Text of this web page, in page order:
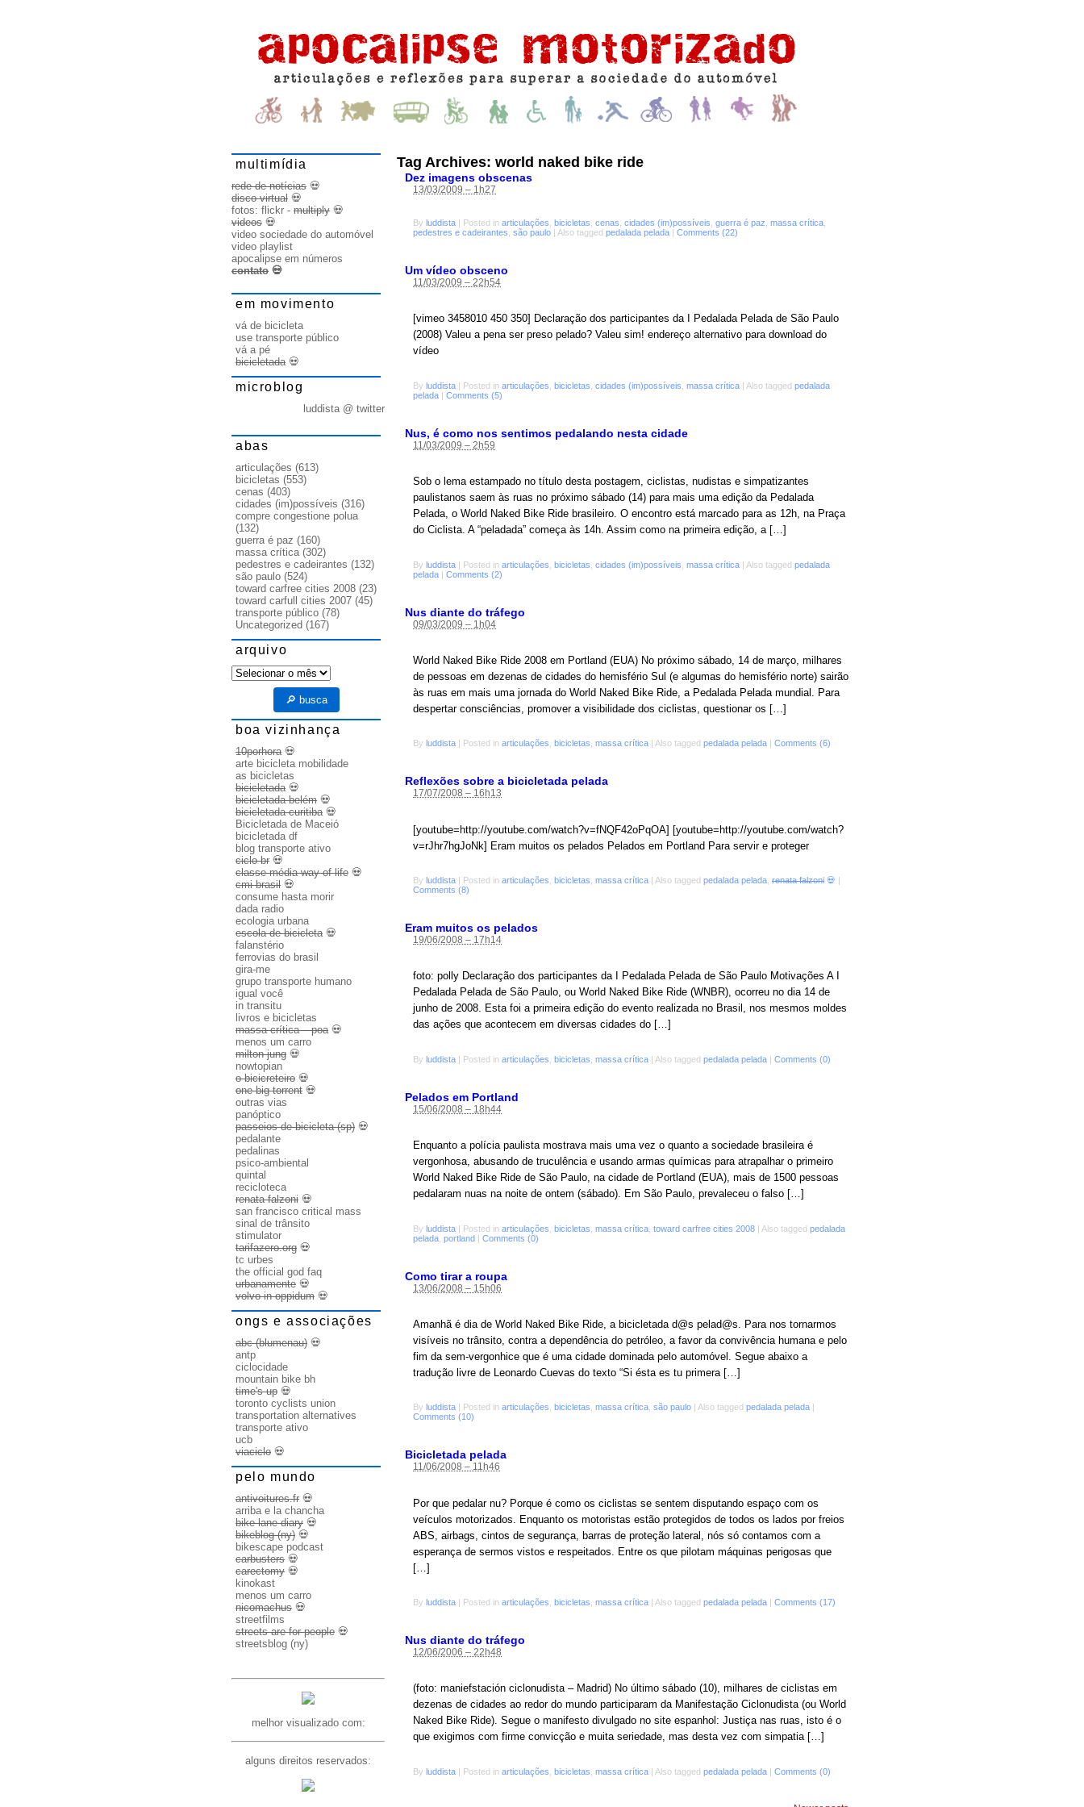
Tag Archives: world naked bike ride
Dez imagens obscenas
13/03/2009 – 1h27
By luddista | Posted in articulações bicicletas cenas cidades (im)possíveis guerra é paz massa crítica
pedestres e cadeirantes são paulo | Also tagged pedalada pelada | Comments (22)
Um vídeo obsceno
11/03/2009 – 22h54
[vimeo 3458010 450 350] Declaração dos participantes da I Pedalada Pelada de São Paulo
(2008) Valeu a pena ser preso pelado? Valeu sim! endereço alternativo para download do
vídeo
By luddista | Posted in articulações bicicletas cidades (im)possíveis massa crítica | Also tagged pedalada
pelada | Comments (5)
Nus, é como nos sentimos pedalando nesta cidade
11/03/2009 – 2h59
Sob o lema estampado no título desta postagem, ciclistas, nudistas e simpatizantes
paulistanos saem às ruas no próximo sábado (14) para mais uma edição da Pedalada
Pelada, o World Naked Bike Ride brasileiro. O encontro está marcado para as 12h, na Praça
do Ciclista. A “peladada” começa às 14h. Assim como na primeira edição, a […]
By luddista | Posted in articulações bicicletas cidades (im)possíveis massa crítica | Also tagged pedalada
pelada | Comments (2)
Nus diante do tráfego
09/03/2009 – 1h04
World Naked Bike Ride 2008 em Portland (EUA) No próximo sábado, 14 de março, milhares
de pessoas em dezenas de cidades do hemisfério Sul (e algumas do hemisfério norte) sairão
às ruas em mais uma jornada do World Naked Bike Ride, a Pedalada Pelada mundial. Para
despertar consciências, promover a visibilidade dos ciclistas, questionar os […]
By luddista Posted in articulações bicicletas massa crítica Also tagged pedalada pelada Comments (6)
Reflexões sobre a bicicletada pelada
17/07/2008 – 16h13
[youtube=http://youtube.com/watch?v=fNQF42oPqOA] [youtube=http://youtube.com/watch?
v=rJhr7hgJoNk] Eram muitos os pelados Pelados em Portland Para servir e proteger
By luddista | Posted in articulações bicicletas massa crítica | Also tagged pedalada pelada renata falzoni 💀 |
Comments (8)
Eram muitos os pelados
19/06/2008 – 17h14
foto: polly Declaração dos participantes da I Pedalada Pelada de São Paulo Motivações A I
Pedalada Pelada de São Paulo, ou World Naked Bike Ride (WNBR), ocorreu no dia 14 de
junho de 2008. Esta foi a primeira edição do evento realizada no Brasil, nos mesmos moldes
das ações que acontecem em diversas cidades do […]
By luddista | Posted in articulações bicicletas massa crítica | Also tagged pedalada pelada | Comments (0)
Pelados em Portland
15/06/2008 – 18h44
Enquanto a polícia paulista mostrava mais uma vez o quanto a sociedade brasileira é
vergonhosa, abusando de truculência e usando armas químicas para atrapalhar o primeiro
World Naked Bike Ride de São Paulo, na cidade de Portland (EUA), mais de 1500 pessoas
pedalaram nuas na noite de ontem (sábado). Em São Paulo, prevaleceu o falso […]
By luddista | Posted in articulações bicicletas massa crítica toward carfree cities 2008 | Also tagged pedalada
pelada portland | Comments (0)
Como tirar a roupa
13/06/2008 – 15h06
Amanhã é dia de World Naked Bike Ride, a bicicletada d@s pelad@s. Para nos tornarmos
visíveis no trânsito, contra a dependência do petróleo, a favor da convivência humana e pelo
fim da sem-vergonhice que é uma cidade dominada pelo automóvel. Segue abaixo a
tradução livre de Leonardo Cuevas do texto “Si ésta es tu primera […]
By luddista Posted in articulações bicicletas massa crítica são paulo Also tagged pedalada pelada
Comments (10)
Bicicletada pelada
11/06/2008 – 11h46
Por que pedalar nu? Porque é como os ciclistas se sentem disputando espaço com os
veículos motorizados. Enquanto os motoristas estão protegidos de todos os lados por freios
ABS, airbags, cintos de segurança, barras de proteção lateral, nós só contamos com a
esperança de sermos vistos e respeitados. Entre os que pilotam máquinas perigosas que
[…]
By luddista | Posted in articulações bicicletas massa crítica | Also tagged pedalada pelada | Comments (17)
Nus diante do tráfego
12/06/2006 – 22h48
(foto: maniefstación ciclonudista – Madrid) No último sábado (10), milhares de ciclistas em
dezenas de cidades ao redor do mundo participaram da Manifestação Ciclonudista (ou World
Naked Bike Ride). Segue o manifesto divulgado no site espanhol: Justiça nas ruas, isto é o
que exigimos com firme convicção e muita seriedade, mas desta vez com simpatia […]
By luddista | Posted in articulações bicicletas massa crítica | Also tagged pedalada pelada | Comments (0)
multimídia
rede de notícias 💀
disco virtual 💀
fotos: flickr - multiply 💀
videos 💀
video sociedade do automóvel
video playlist
apocalipse em números
contato 💀
em movimento
vá de bicicleta
use transporte público
vá a pé
bicicletada💀
microblog
luddista @ twitter
abas
articulações (613)
bicicletas (553)
cenas (403)
cidades (im)possíveis (316)
compre congestione polua
(132)
guerra é paz (160)
massa crítica(302)
pedestres e cadeirantes (132)
são paulo (524)
toward carfree cities 2008 (23)
toward carfull cities 2007 (45)
transporte público (78)
Uncategorized (167)
arquivo
arquivo
🔎 busca
boa vizinhança
10porhora💀
arte bicicleta mobilidade
as bicicletas
bicicletada💀
bicicletada belém 💀
bicicletada curitiba💀
Bicicletada de Maceió
bicicletada df
blog transporte ativo
ciclo br 💀
classe média way of life 💀
cmi brasil 💀
consume hasta morir
dada radio
ecologia urbana
escola de bicicleta💀
falanstério
ferrovias do brasil
gira-me
grupo transporte humano
igual você
in transitu
livros e bicicletas
massa crítica – poa💀
menos um carro
milton jung 💀
nowtopian
o bicicreteiro 💀
one big torrent 💀
outras vias
panóptico
passeios de bicicleta (sp) 💀
pedalante
pedalinas
psico-ambiental
quintal
recicloteca
renata falzoni 💀
san francisco critical mass
sinal de trânsito
stimulator
tarifazero.org 💀
tc urbes
the official god faq
urbanamente 💀
volvo in oppidum 💀
ongs e associações
abc (blumenau) 💀
antp
ciclocidade
mountain bike bh
time's up 💀
toronto cyclists union
transportation alternatives
transporte ativo
ucb
viaciclo 💀
pelo mundo
antivoitures.fr 💀
arriba e la chancha
bike lane diary 💀
bikeblog (ny) 💀
bikescape podcast
carbusters 💀
carectomy 💀
kinokast
menos um carro
nicomachus 💀
streetfilms
streets are for people 💀
streetsblog (ny)
melhor visualizado com:
alguns direitos reservados: